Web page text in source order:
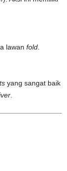
lawan fold
yang sangat baik